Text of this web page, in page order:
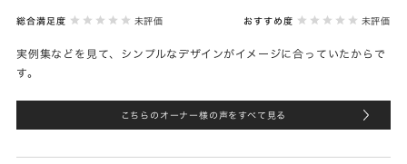
総合満足度 未評価 おすすめ度 未評価
実例集などを見て、シンプルなデザインがイメージに合っていたからで
す。
こちらのオーナー様の声をすべて見る